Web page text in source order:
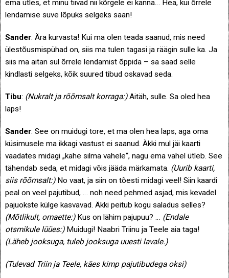
ema ütles, et minu tiivad nii kõrgele ei kanna… Hea, kui õrrele
lendamise suve lõpuks selgeks saan!
Sander: Ära kurvasta! Kui ma olen teada saanud, mis need
ülestõusmispühad on, siis ma tulen tagasi ja räägin sulle ka. Ja
siis ma aitan sul õrrele lendamist õppida – sa saad selle
kindlasti selgeks, kõik suured tibud oskavad seda.
Tibu: (Nukralt ja rõõmsalt korraga:)Aitäh, sulle. Sa oled hea
laps!
Sander: See on muidugi tore, et ma olen hea laps, aga oma
küsimusele ma ikkagi vastust ei saanud. Äkki mul jäi kaarti
vaadates midagi „kahe silma vahele“, nagu ema vahel ütleb. See
tähendab seda, et midagi võis jääda märkamata. (Uurib kaarti,
siis rõõmsalt:)No vaat, ja siin on tõesti midagi veel! Siin kaardi
peal on veel pajutibud, … noh need pehmed asjad, mis kevadel
pajuokste külge kasvavad. Äkki peitub kogu saladus selles?
(Mõtlikult, omaette:)Kus on lähim pajupuu? … (Endale
otsmikule lüües:)Muidugi! Naabri Triinu ja Teele aia taga!
(Läheb jooksuga, tuleb jooksuga uuesti lavale.)
(Tulevad Triin ja Teele, käes kimp pajutibudega oksi)